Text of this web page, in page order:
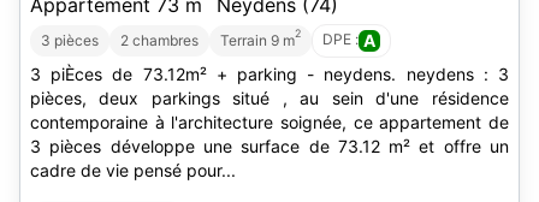
Appartement 73 m Neydens (74)
3 pièces 2 chambres Terrain 9 m2 DPE : A
3 piÈces de 73.12m² + parking - neydens. neydens : 3
pièces, deux parkings situé , au sein d'une résidence
contemporaine à l'architecture soignée, ce appartement de
3 pièces développe une surface de 73.12 m² et offre un
cadre de vie pensé pour...